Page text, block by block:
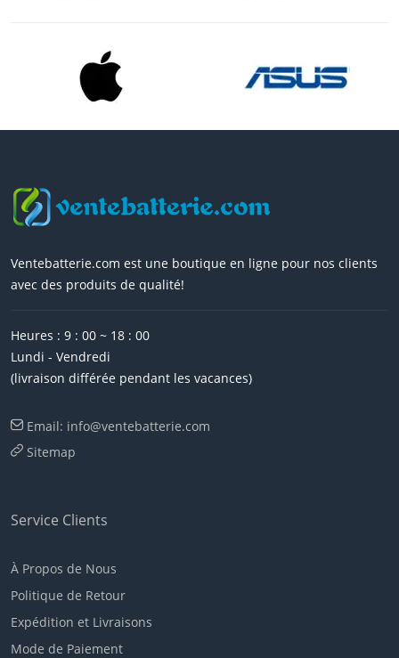
Ventebatterie.com est une boutique en ligne pour nos clients
avec des produits de qualité!
Heures : 9 : 00 ~ 18 : 00
Lundi - Vendredi
(livraison différée pendant les vacances)
Email: info@ventebatterie.com
Sitemap
Service Clients
À Propos de Nous
Politique de Retour
Expédition et Livraisons
Mode de Paiement